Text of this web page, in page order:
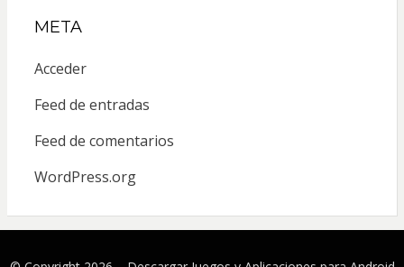
META
Acceder
Feed de entradas
Feed de comentarios
WordPress.org